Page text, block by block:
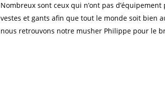
Nombreux sont ceux qui n’ont pas
vestes et gants afin que tout le monde soit bien
nous retrouvons notre musher Philippe pour le